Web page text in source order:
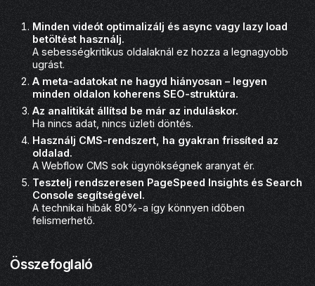
Minden videót optimalizálj és async vagy lazy load
betöltést használj.
A sebességkritikus oldalaknál ez hozza a legnagyobb
ugrást.
A meta-adatokat ne hagyd hiányosan – legyen
minden oldalon koherens SEO-struktúra.
Az analitikát állítsd be már az induláskor.
Ha nincs adat, nincs üzleti döntés.
Használj CMS-rendszert, ha gyakran frissíted az
oldalad.
A Webflow CMS sok ügynökségnek aranyat ér.
Tesztelj rendszeresen PageSpeed Insights és Search
Console segítségével.
A technikai hibák 80%-a így könnyen időben
felismerhető.
Összefoglaló